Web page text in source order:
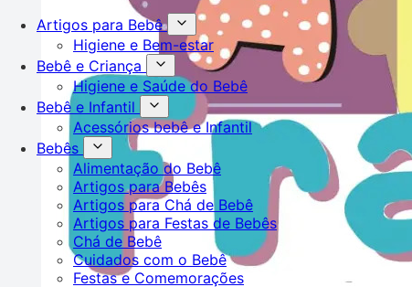
Artigos para Bebê
Higiene e Bem-estar
Bebê e Criança
Higiene e Saúde do Bebê
Bebê e Infantil
Acessórios bebê e Infantil
Bebês
Alimentação do Bebê
Artigos para Bebês
Artigos para Chá de Bebê
Artigos para Festas de Bebês
Chá de Bebê
Cuidados com o Bebê
Festas e Comemorações